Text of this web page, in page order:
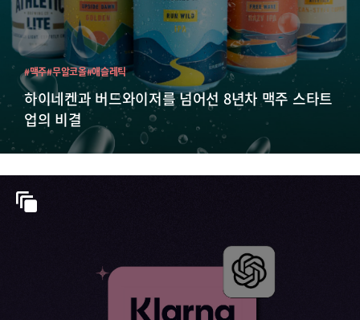
하이네켄과 버드와이저를 넘어선 8년차 맥주 스타트
업의 비결
#맥주#무알코올#애슬레틱